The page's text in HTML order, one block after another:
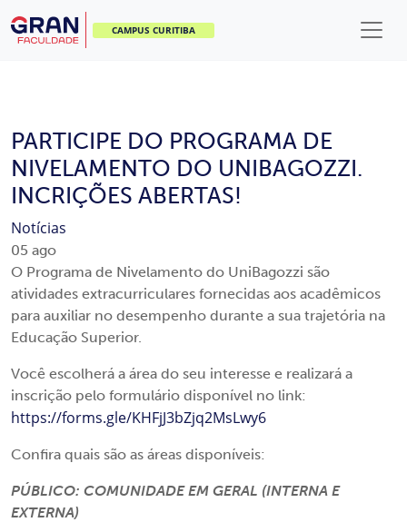
CAMPUS CURITIBA
PARTICIPE DO PROGRAMA DE
NIVELAMENTO DO UNIBAGOZZI.
INCRIÇÕES ABERTAS!
Notícias
05 ago
O Programa de Nivelamento do UniBagozzi são
atividades extracurriculares fornecidas aos acadêmicos
para auxiliar no desempenho durante a sua trajetória na
Educação Superior.
Você escolherá a área do seu interesse e realizará a
inscrição pelo formulário disponível no link:
https://forms.gle/KHFjJ3bZjq2MsLwy6
Confira quais são as áreas disponíveis:
PÚBLICO: COMUNIDADE EM GERAL (INTERNA E
EXTERNA)